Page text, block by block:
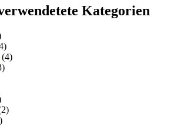
Kategorien
(4)